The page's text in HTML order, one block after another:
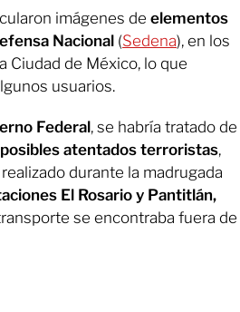
imágenes de elementos
Nacional (Sedena), en los
Ciudad de México, lo que
usuarios.
Federal, se habría tratado de
atentados terroristas,
durante la madrugada
El Rosario y Pantitlán,
se encontraba fuera de